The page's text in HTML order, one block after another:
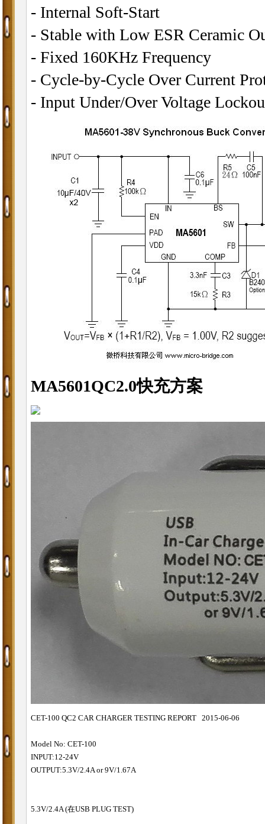
- Internal Soft-Start
- Stable with Low ESR Ceramic
- Fixed 160KHz Frequency
- Cycle-by-Cycle Over Current
- Input Under/Over Voltage
MA5601QC2.0快充方案
CET-100 QC2 CAR CHARGER TESTING REPORT 2015-06-06
Model No: CET-100
INPUT:12-24V
OUTPUT:5.3V/2.4A or 9V/1.67A
5.3V/2.4A (在USB PLUG TEST)